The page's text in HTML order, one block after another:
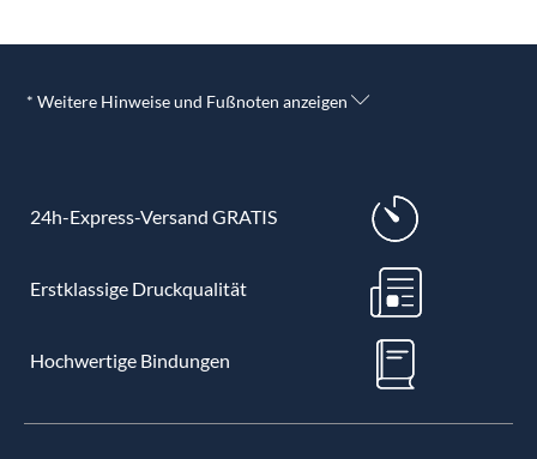
* Weitere Hinweise und Fußnoten anzeigen
24h-Express-Versand GRATIS
Erstklassige Druckqualität
Hochwertige Bindungen